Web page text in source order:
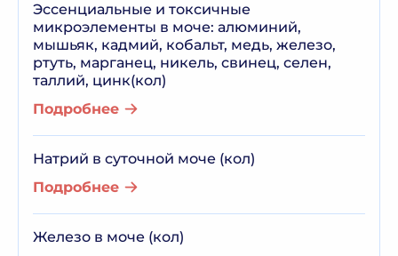
Эссенциальные и токсичные
микроэлементы в моче: алюминий,
мышьяк, кадмий, кобальт, медь, железо,
ртуть, марганец, никель, свинец, селен,
таллий, цинк(кол)
Подробнее
Натрий в суточной моче (кол)
Подробнее
Железо в моче (кол)